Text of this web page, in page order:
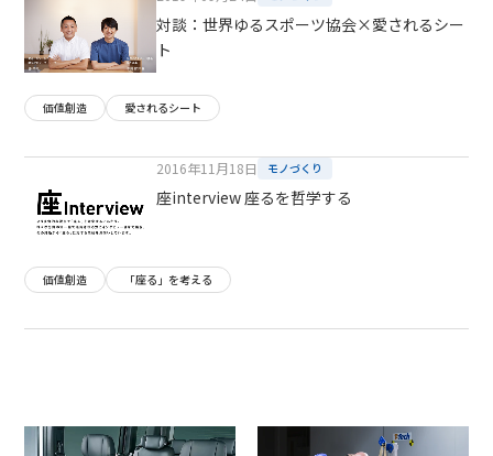
対談：世界ゆるスポーツ協会×愛されるシー
ト
価値創造 愛されるシート
2016年11月18日 モノづくり
座interview 座るを哲学する
価値創造 「座る」を考える